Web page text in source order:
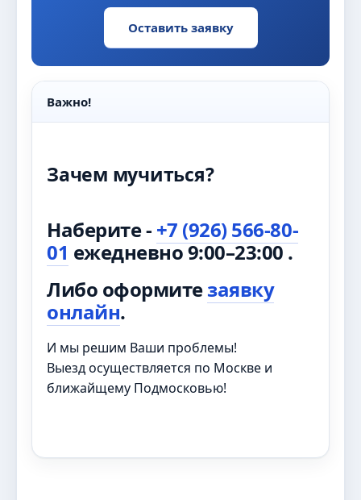
Оставить заявку
Важно!
Зачем мучиться?
Наберите - +7 (926) 566-80-
01 ежедневно 9:00–23:00 .
Либо оформитезаявку
онлайн.
И мы решим Ваши проблемы!
Выезд осуществляется по Москве и
ближайщему Подмосковью!